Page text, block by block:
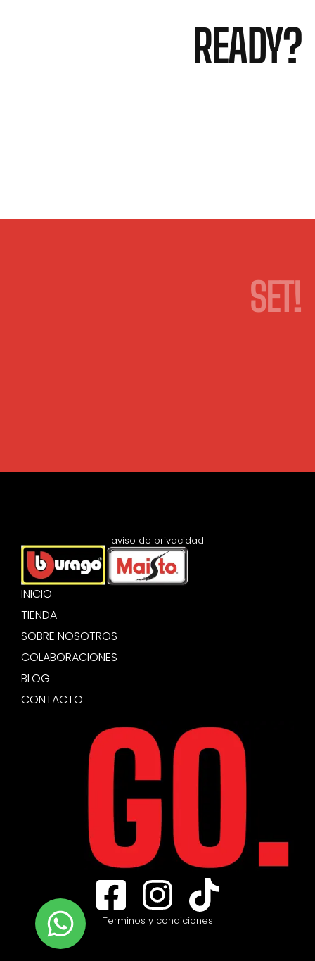
READY?
SET!
INICIO
TIENDA
SOBRE NOSOTROS
COLABORACIONES
BLOG
CONTACTO
aviso de privacidad
Terminos y condiciones